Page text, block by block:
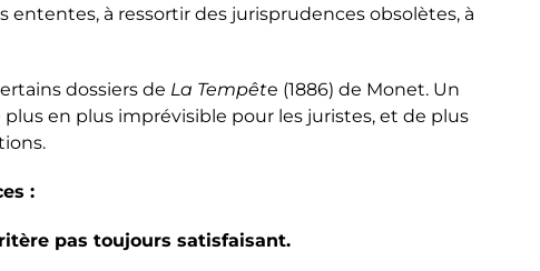
à ressortir des jurisprudences obsolètes, à
dossiers de La Tempête (1886) de Monet. Un
plus en plus imprévisible pour les juristes, et de plus
:
pas toujours satisfaisant.